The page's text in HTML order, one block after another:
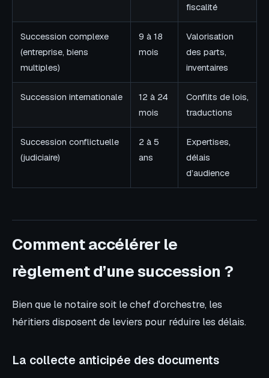
fiscalité
Succession complexe
(entreprise, biens
multiples)
9 à 18
mois
Valorisation
des parts,
inventaires
Succession internationale
12 à 24
mois
Conflits de lois,
traductions
Succession conflictuelle
(judiciaire)
2 à 5
ans
Expertises,
délais
d’audience
Comment accélérer le
règlement d’une succession ?
Bien que le notaire soit le chef d’orchestre, les
héritiers disposent de leviers pour réduire les délais.
La collecte anticipée des documents